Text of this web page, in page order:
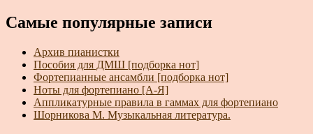
Самые популярные записи
Архив пианистки
Пособия для ДМШ [подборка нот]
Фортепианные ансамбли [подборка нот]
Ноты для фортепиано [А-Я]
Аппликатурные правила в гаммах для фортепиано
Шорникова М. Музыкальная литература.